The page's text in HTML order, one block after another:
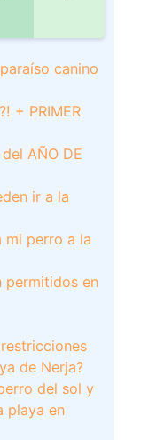
canino
+ PRIMER
AÑO DE
ir a la
mi perro a la
permitidos en
de Nerja?
del sol y
playa en